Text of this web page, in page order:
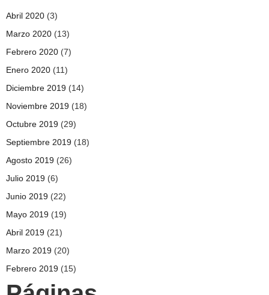
Abril 2020 (3)
Marzo 2020 (13)
Febrero 2020 (7)
Enero 2020 (11)
Diciembre 2019 (14)
Noviembre 2019 (18)
Octubre 2019 (29)
Septiembre 2019 (18)
Agosto 2019 (26)
Julio 2019 (6)
Junio 2019 (22)
Mayo 2019 (19)
Abril 2019 (21)
Marzo 2019 (20)
Febrero 2019 (15)